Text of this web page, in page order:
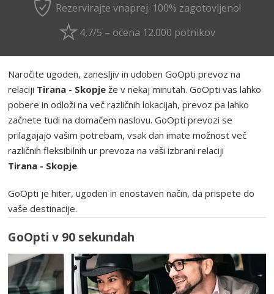
Rezervirajte vnaprej. 100% zagotovljeno!
4,7/5 – ocena 12.000 potnikov
Naročite ugoden, zanesljiv in udoben GoOpti prevoz na
relaciji Tirana - Skopje že v nekaj minutah. GoOpti vas lahko
pobere in odloži na več različnih lokacijah, prevoz pa lahko
začnete tudi na domačem naslovu. GoOpti prevozi se
prilagajajo vašim potrebam, vsak dan imate možnost več
različnih fleksibilnih ur prevoza na vaši izbrani relaciji
Tirana - Skopje.
GoOpti je hiter, ugoden in enostaven način, da prispete do
vaše destinacije.
GoOpti v 90 sekundah